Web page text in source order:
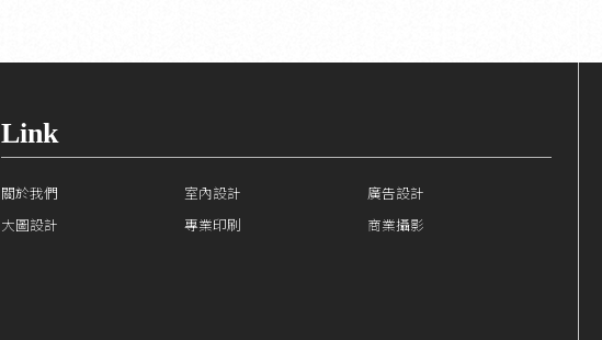
Link
關於我們 室內設計
廣告設計
大圖設計
專業印刷 商業攝影